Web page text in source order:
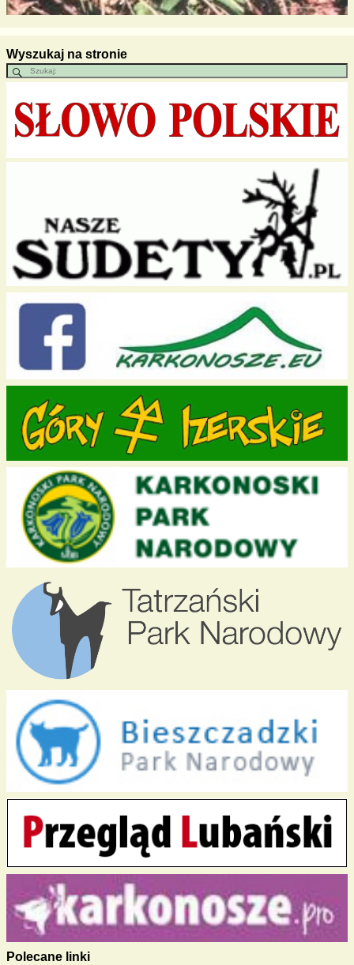
Wyszukaj na stronie
Polecane linki